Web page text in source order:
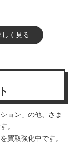
く見る
ョン」の他、さま
。
買取強化中です。